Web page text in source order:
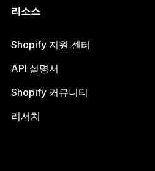
리소스
Shopify 지원 센터
API 설명서
Shopify 커뮤니티
리서치